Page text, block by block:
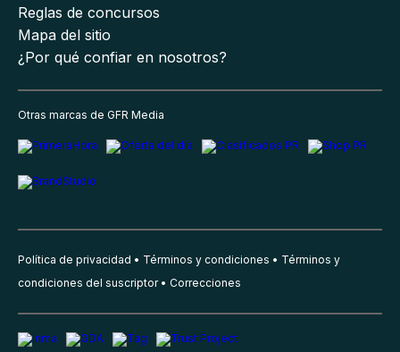
Reglas de concursos
Mapa del sitio
¿Por qué confiar en nosotros?
Otras marcas de GFR Media
Política de privacidad Términos y condiciones
Términos y
condiciones del suscriptor
Correcciones